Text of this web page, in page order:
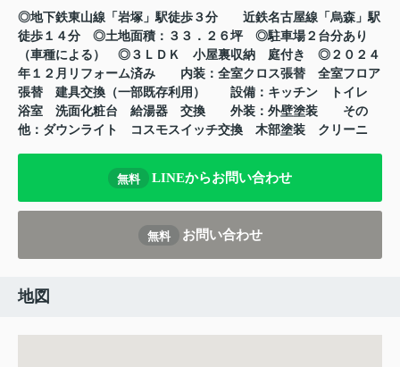
◎地下鉄東山線「岩塚」駅徒歩３分
近鉄名古屋線「烏森」駅
徒歩１４分
◎土地面積：３３．２６坪
◎駐車場２台分あり
（車種による）
◎３ＬＤＫ 小屋裏収納 庭付き
◎２０２４
年１２月リフォーム済み
内装：全室クロス張替
全室フロア
張替
建具交換（一部既存利用） 設備：キッチン
トイレ
浴室
洗面化粧台 給湯器 交換 外装：外壁塗装
その
他：ダウンライト
コスモスイッチ交換 木部塗装 クリーニ
無料 LINEからお問い合わせ
無料 お問い合わせ
地図